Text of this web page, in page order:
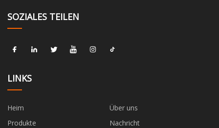
SOZIALES TEILEN
LINKS
Heim
Über uns
Produkte
Nachricht